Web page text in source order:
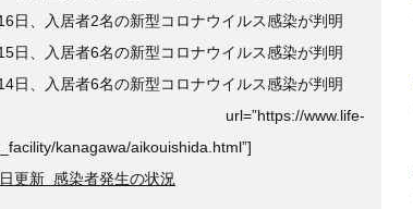
日、入居者2名の新型コロナウイルス感染が判明
日、入居者6名の新型コロナウイルス感染が判明
日、入居者6名の新型コロナウイルス感染が判明
url=”https://www.life-
kanagawa/aikouishida.html”]
更新 感染者発生の状況